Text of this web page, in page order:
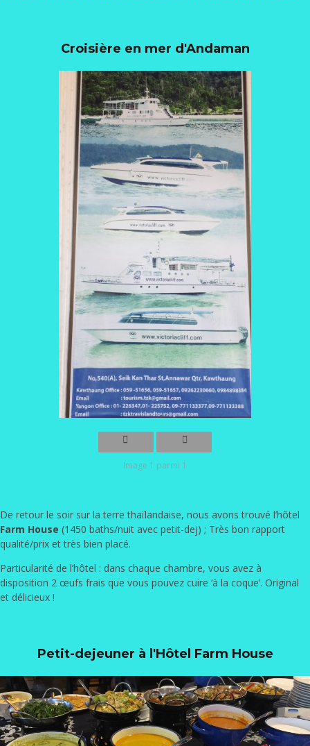
Croisière en mer d'Andaman
Image 1 parmi 1
De retour le soir sur la terre thaïlandaise, nous avons trouvé l’hôtel
Farm House (1450 baths/nuit avec petit-dej) ; Très bon rapport
qualité/prix et très bien placé.
Particularité de l’hôtel : dans chaque chambre, vous avez à
disposition 2 œufs frais que vous pouvez cuire ‘à la coque’. Original
et délicieux !
Petit-dejeuner à l'Hôtel Farm House